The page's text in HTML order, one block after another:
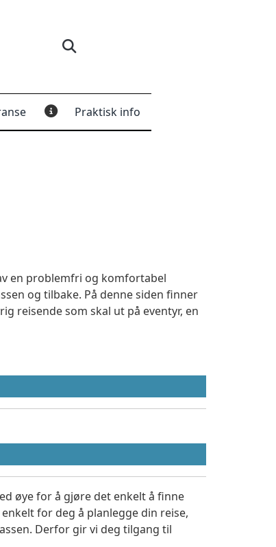
Praktisk info
en problemfri og komfortabel
og tilbake. På denne siden finner
reisende som skal ut på eventyr, en
øye for å gjøre det enkelt å finne
for deg å planlegge din reise,
Derfor gir vi deg tilgang til